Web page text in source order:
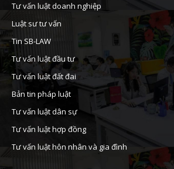
Tư vấn luật doanh nghiệp
Luật sư tư vấn
Tin SB-LAW
Tư vấn luật đầu tư
Tư vấn luật đất đai
Bản tin pháp luật
Tư vấn luật dân sự
Tư vấn luật hợp đồng
Tư vấn luật hôn nhân và gia đình